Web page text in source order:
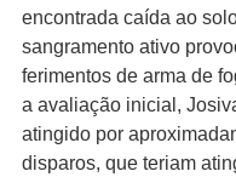
encontrada caída ao
sangramento ativo
ferimentos de arma de
a avaliação inicial,
atingido por
disparos, que teriam